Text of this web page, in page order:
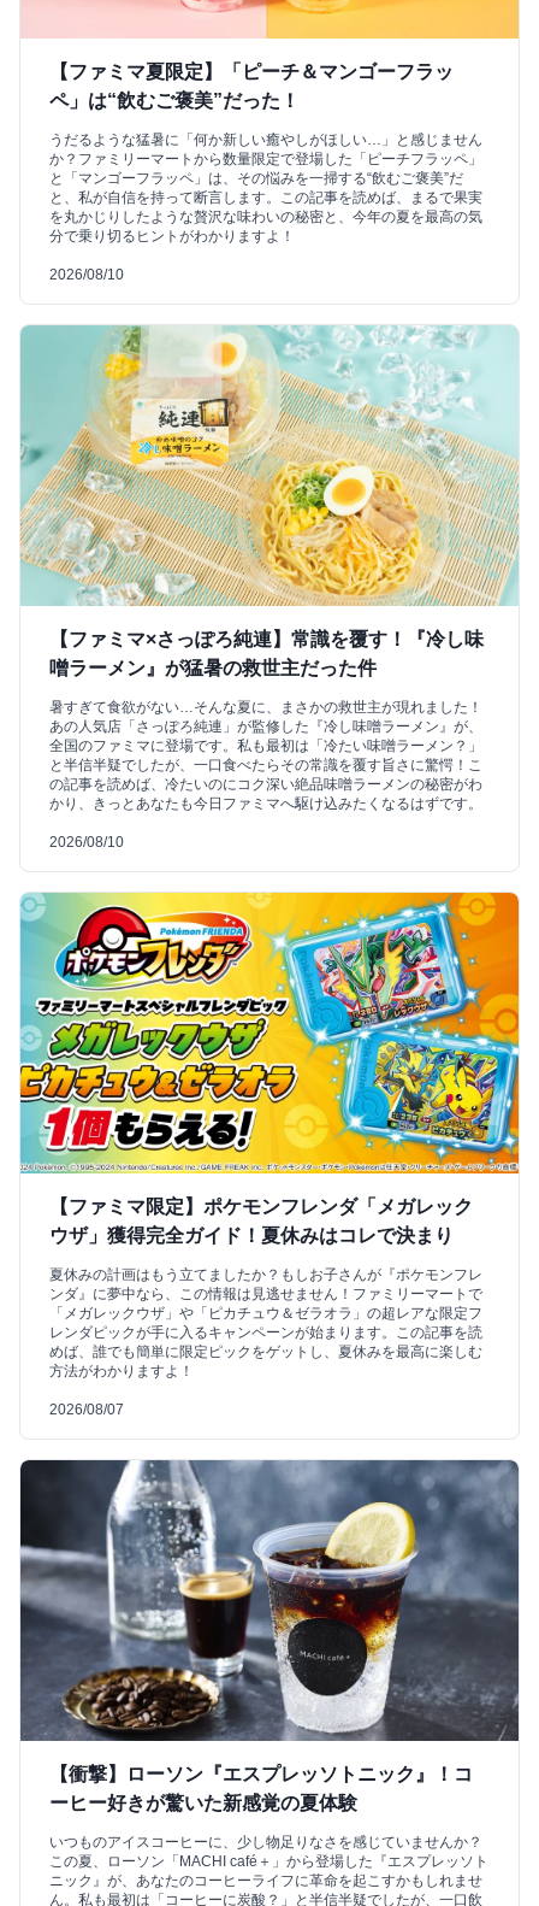
【ファミマ夏限定】「ピーチ＆マンゴーフラッ
ペ」は“飲むご褒美”だった！
うだるような猛暑に「何か新しい癒やしがほしい…」と感じません
か？ファミリーマートから数量限定で登場した「ピーチフラッペ」
と「マンゴーフラッペ」は、その悩みを一掃する“飲むご褒美”だ
と、私が自信を持って断言します。この記事を読めば、まるで果実
を丸かじりしたような贅沢な味わいの秘密と、今年の夏を最高の気
分で乗り切るヒントがわかりますよ！
2026/08/10
【ファミマ×さっぽろ純連】常識を覆す！『冷し味
噌ラーメン』が猛暑の救世主だった件
暑すぎて食欲がない…そんな夏に、まさかの救世主が現れました！
あの人気店「さっぽろ純連」が監修した『冷し味噌ラーメン』が、
全国のファミマに登場です。私も最初は「冷たい味噌ラーメン？」
と半信半疑でしたが、一口食べたらその常識を覆す旨さに驚愕！こ
の記事を読めば、冷たいのにコク深い絶品味噌ラーメンの秘密がわ
かり、きっとあなたも今日ファミマへ駆け込みたくなるはずです。
2026/08/10
【ファミマ限定】ポケモンフレンダ「メガレック
ウザ」獲得完全ガイド！夏休みはコレで決まり
夏休みの計画はもう立てましたか？もしお子さんが『ポケモンフレ
ンダ』に夢中なら、この情報は見逃せません！ファミリーマートで
「メガレックウザ」や「ピカチュウ＆ゼラオラ」の超レアな限定フ
レンダピックが手に入るキャンペーンが始まります。この記事を読
めば、誰でも簡単に限定ピックをゲットし、夏休みを最高に楽しむ
方法がわかりますよ！
2026/08/07
【衝撃】ローソン『エスプレッソトニック』！コ
ーヒー好きが驚いた新感覚の夏体験
いつものアイスコーヒーに、少し物足りなさを感じていませんか？
この夏、ローソン「MACHI café＋」から登場した『エスプレッソト
ニック』が、あなたのコーヒーライフに革命を起こすかもしれませ
ん。私も最初は「コーヒーに炭酸？」と半信半疑でしたが、一口飲